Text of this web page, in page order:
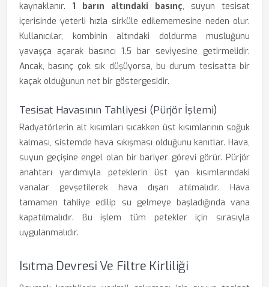
kaynaklanır. 1 barın altındaki basınç, suyun tesisat
içerisinde yeterli hızla sirküle edilememesine neden olur.
Kullanıcılar, kombinin altındaki doldurma musluğunu
yavaşça açarak basıncı 1.5 bar seviyesine getirmelidir.
Ancak, basınç çok sık düşüyorsa, bu durum tesisatta bir
kaçak olduğunun net bir göstergesidir.
Tesisat Havasının Tahliyesi (Pürjör İşlemi)
Radyatörlerin alt kısımları sıcakken üst kısımlarının soğuk
kalması, sistemde hava sıkışması olduğunu kanıtlar. Hava,
suyun geçişine engel olan bir bariyer görevi görür. Pürjör
anahtarı yardımıyla peteklerin üst yan kısımlarındaki
vanalar gevşetilerek hava dışarı atılmalıdır. Hava
tamamen tahliye edilip su gelmeye başladığında vana
kapatılmalıdır. Bu işlem tüm petekler için sırasıyla
uygulanmalıdır.
Isıtma Devresi Ve Filtre Kirliliği